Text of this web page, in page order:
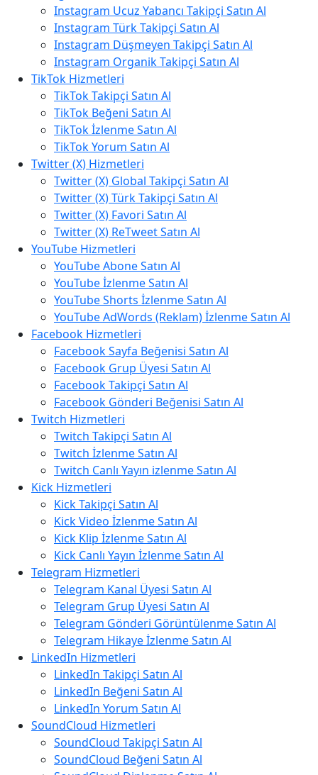
Instagram Ucuz Yabancı Takipçi Satın Al
Instagram Türk Takipçi Satın Al
Instagram Düşmeyen Takipçi Satın Al
Instagram Organik Takipçi Satın Al
TikTok Hizmetleri
TikTok Takipçi Satın Al
TikTok Beğeni Satın Al
TikTok İzlenme Satın Al
TikTok Yorum Satın Al
Twitter (X) Hizmetleri
Twitter (X) Global Takipçi Satın Al
Twitter (X) Türk Takipçi Satın Al
Twitter (X) Favori Satın Al
Twitter (X) ReTweet Satın Al
YouTube Hizmetleri
YouTube Abone Satın Al
YouTube İzlenme Satın Al
YouTube Shorts İzlenme Satın Al
YouTube AdWords (Reklam) İzlenme Satın Al
Facebook Hizmetleri
Facebook Sayfa Beğenisi Satın Al
Facebook Grup Üyesi Satın Al
Facebook Takipçi Satın Al
Facebook Gönderi Beğenisi Satın Al
Twitch Hizmetleri
Twitch Takipçi Satın Al
Twitch İzlenme Satın Al
Twitch Canlı Yayın izlenme Satın Al
Kick Hizmetleri
Kick Takipçi Satın Al
Kick Video İzlenme Satın Al
Kick Klip İzlenme Satın Al
Kick Canlı Yayın İzlenme Satın Al
Telegram Hizmetleri
Telegram Kanal Üyesi Satın Al
Telegram Grup Üyesi Satın Al
Telegram Gönderi Görüntülenme Satın Al
Telegram Hikaye İzlenme Satın Al
LinkedIn Hizmetleri
LinkedIn Takipçi Satın Al
LinkedIn Beğeni Satın Al
LinkedIn Yorum Satın Al
SoundCloud Hizmetleri
SoundCloud Takipçi Satın Al
SoundCloud Beğeni Satın Al